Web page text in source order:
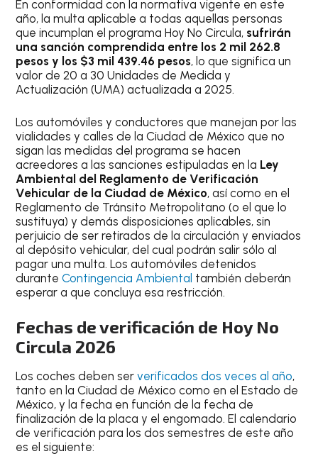
En conformidad con la normativa vigente en este
año, la multa aplicable a todas aquellas personas
que incumplan el programa Hoy No Circula, sufrirán
una sanción comprendida entre los 2 mil 262.8
pesos y los $3 mil 439.46 pesos, lo que significa un
valor de 20 a 30 Unidades de Medida y
Actualización (UMA) actualizada a 2025.
Los automóviles y conductores que manejan por las
vialidades y calles de la Ciudad de México que no
sigan las medidas del programa se hacen
acreedores a las sanciones estipuladas en la Ley
Ambiental del Reglamento de Verificación
Vehicular de la Ciudad de México, así como en el
Reglamento de Tránsito Metropolitano (o el que lo
sustituya) y demás disposiciones aplicables, sin
perjuicio de ser retirados de la circulación y enviados
al depósito vehicular, del cual podrán salir sólo al
pagar una multa. Los automóviles detenidos
duranteContingencia Ambiental también deberán
esperar a que concluya esa restricción.
Fechas de verificación de Hoy No
Circula 2026
Los coches deben ser verificados dos veces al año,
tanto en la Ciudad de México como en el Estado de
México, y la fecha en función de la fecha de
finalización de la placa y el engomado. El calendario
de verificación para los dos semestres de este año
es el siguiente: